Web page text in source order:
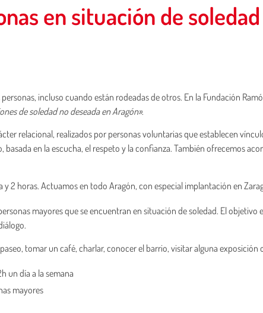
en situación de soledad
incluso cuando están rodeadas de otros. En la Fundación
de soledad no deseada en Aragón».
relacional, realizados por personas voluntarias que establecen
en la escucha, el respeto y la confianza. También ofrecemos
2 horas. Actuamos en todo Aragón, con especial implantación en
mayores que se encuentran en situación de soledad. El
tomar un café, charlar, conocer el barrio, visitar alguna exposición
un día a la semana
mayores